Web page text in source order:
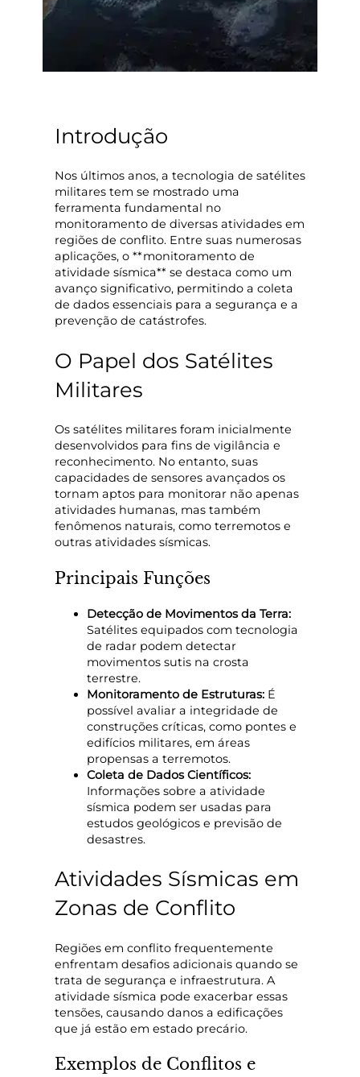
Introdução
Nos últimos anos, a tecnologia de satélites
militares tem se mostrado uma
ferramenta fundamental no
monitoramento de diversas atividades em
regiões de conflito. Entre suas numerosas
aplicações, o **monitoramento de
atividade sísmica** se destaca como um
avanço significativo, permitindo a coleta
de dados essenciais para a segurança e a
prevenção de catástrofes.
O Papel dos Satélites
Militares
Os satélites militares foram inicialmente
desenvolvidos para fins de vigilância e
reconhecimento. No entanto, suas
capacidades de sensores avançados os
tornam aptos para monitorar não apenas
atividades humanas, mas também
fenômenos naturais, como terremotos e
outras atividades sísmicas.
Principais Funções
Detecção de Movimentos da Terra:
Satélites equipados com tecnologia
de radar podem detectar
movimentos sutis na crosta
terrestre.
Monitoramento de Estruturas: É
possível avaliar a integridade de
construções críticas, como pontes e
edifícios militares, em áreas
propensas a terremotos.
Coleta de Dados Científicos:
Informações sobre a atividade
sísmica podem ser usadas para
estudos geológicos e previsão de
desastres.
Atividades Sísmicas em
Zonas de Conflito
Regiões em conflito frequentemente
enfrentam desafios adicionais quando se
trata de segurança e infraestrutura. A
atividade sísmica pode exacerbar essas
tensões, causando danos a edificações
que já estão em estado precário.
Exemplos de Conflitos e